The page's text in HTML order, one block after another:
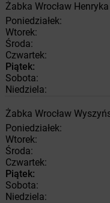
Żabka Wrocław
Poniedziałek:
Wtorek:
Środa:
Czwartek:
Piątek:
Sobota:
Niedziela:
Żabka Wrocław
Poniedziałek:
Wtorek:
Środa:
Czwartek:
Piątek:
Sobota:
Niedziela: